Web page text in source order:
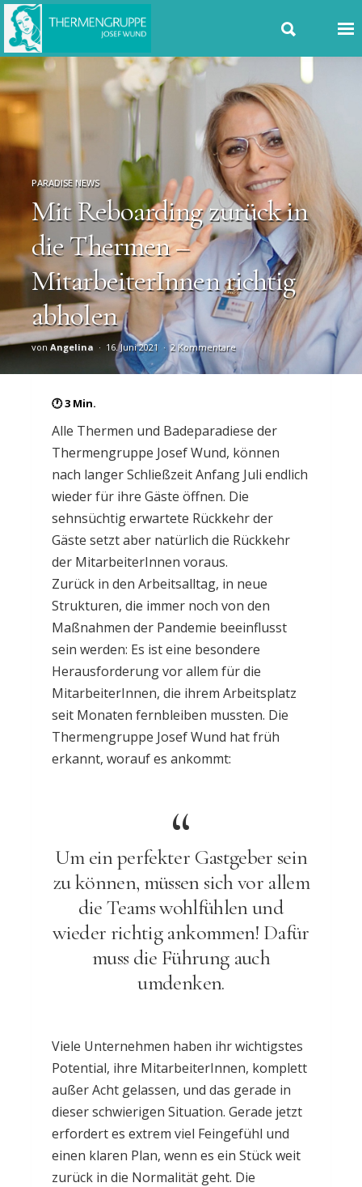
PARADISE NEWS
Mit Reboarding zurück in
die Thermen –
MitarbeiterInnen richtig
abholen
von Angelina 16. Juni 2021 2 Kommentare
Alle Thermen und Badeparadiese der
Thermengruppe Josef Wund, können
nach langer Schließzeit Anfang Juli endlich
wieder für ihre Gäste öffnen. Die
sehnsüchtig erwartete Rückkehr der
Gäste setzt aber natürlich die Rückkehr
der MitarbeiterInnen voraus.
Zurück in den Arbeitsalltag, in neue
Strukturen, die immer noch von den
Maßnahmen der Pandemie beeinflusst
sein werden: Es ist eine besondere
Herausforderung vor allem für die
MitarbeiterInnen, die ihrem Arbeitsplatz
seit Monaten fernbleiben mussten. Die
Thermengruppe Josef Wund hat früh
erkannt, worauf es ankommt:
Um ein perfekter Gastgeber sein
zu können, müssen sich vor allem
die Teams wohlfühlen und
wieder richtig ankommen! Dafür
muss die Führung auch
umdenken.
Viele Unternehmen haben ihr wichtigstes
Potential, ihre MitarbeiterInnen, komplett
außer Acht gelassen, und das gerade in
dieser schwierigen Situation. Gerade jetzt
erfordert es extrem viel Feingefühl und
einen klaren Plan, wenn es ein Stück weit
zurück in die Normalität geht. Die